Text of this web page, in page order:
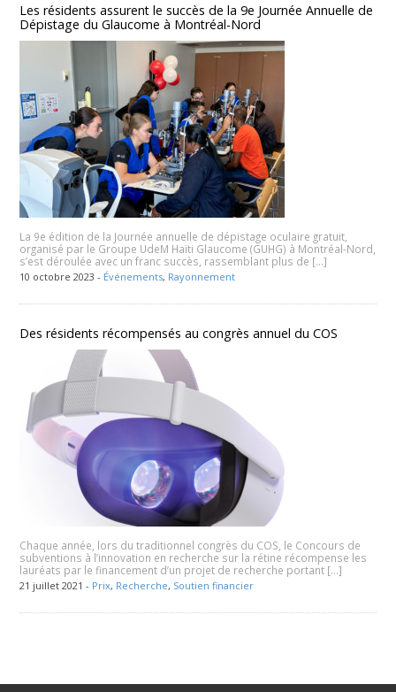
Les résidents assurent le succès de la 9e Journée Annuelle de
Dépistage du Glaucome à Montréal-Nord
La 9e édition de la Journée annuelle de dépistage oculaire gratuit,
organisé par le Groupe UdeM Haïti Glaucome (GUHG) à Montréal-Nord,
s’est déroulée avec un franc succès, rassemblant plus de […]
10 octobre 2023 - Événements, Rayonnement
Des résidents récompensés au congrès annuel du COS
Chaque année, lors du traditionnel congrès du COS, le Concours de
subventions à l’innovation en recherche sur la rétine récompense les
lauréats par le financement d’un projet de recherche portant […]
21 juillet 2021 - Prix, Recherche, Soutien financier